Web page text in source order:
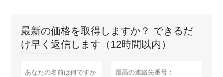
最新の価格を取得しますか？ できるだ
け早く返信します（12時間以内）